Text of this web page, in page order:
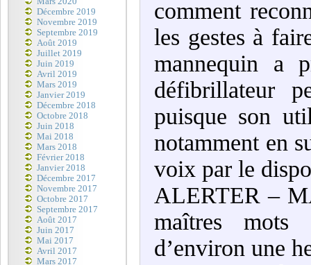
Décembre 2019
Novembre 2019
Septembre 2019
Août 2019
Juillet 2019
Juin 2019
Avril 2019
Mars 2019
Janvier 2019
Décembre 2018
Octobre 2018
Juin 2018
Mai 2018
Mars 2018
Février 2018
Janvier 2018
Décembre 2017
Novembre 2017
Octobre 2017
Septembre 2017
Août 2017
Juin 2017
Mai 2017
Avril 2017
Mars 2017
comment
les gestes à
mannequin a
défibrillateur
puisque son
notamment en
voix par le
ALERTER –
maîtres mots
d’environ une